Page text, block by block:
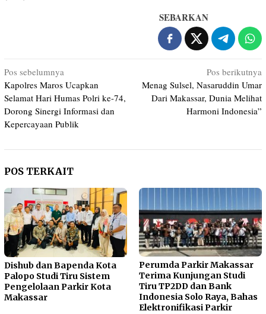
SEBARKAN
Navigasi
pos
Pos sebelumnya
Kapolres Maros Ucapkan
Selamat Hari Humas Polri ke-74,
Dorong Sinergi Informasi dan
Kepercayaan Publik
Pos berikutnya
Menag Sulsel, Nasaruddin Umar
Dari Makassar, Dunia Melihat
Harmoni Indonesia”
POS TERKAIT
Dishub dan Bapenda Kota
Palopo Studi Tiru Sistem
Pengelolaan Parkir Kota
Makassar
Perumda Parkir Makassar
Terima Kunjungan Studi
Tiru TP2DD dan Bank
Indonesia Solo Raya, Bahas
Elektronifikasi Parkir